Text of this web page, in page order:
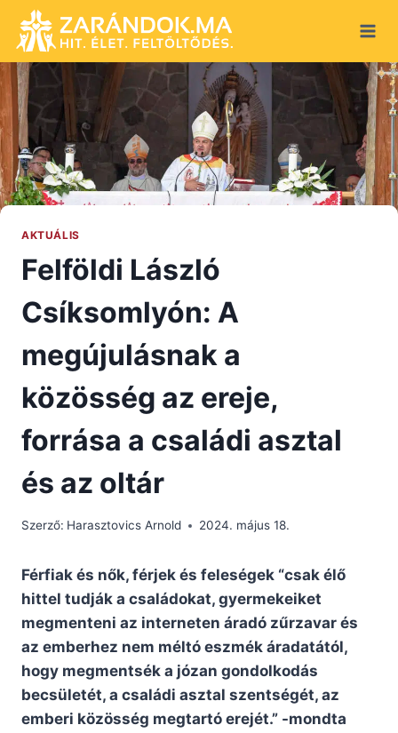
content
AKTUÁLIS
Felföldi László
Csíksomlyón: A
megújulásnak a
közösség az ereje,
forrása a családi asztal
és az oltár
Szerző: Harasztovics Arnold 2024. május 18.
Férfiak és nők, férjek és feleségek “csak élő
hittel tudják a családokat, gyermekeiket
megmenteni az interneten áradó zűrzavar és
az emberhez nem méltó eszmék áradatától,
hogy megmentsék a józan gondolkodás
becsületét, a családi asztal szentségét, az
emberi közösség megtartó erejét.” -mondta